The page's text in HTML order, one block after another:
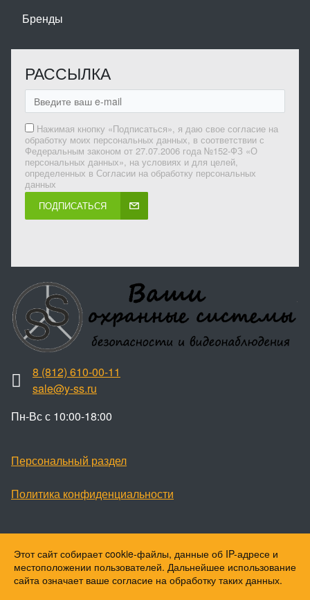
Бренды
РАССЫЛКА
Нажимая кнопку «Подписаться», я даю свое согласие на
обработку моих персональных данных, в соответствии с
Федеральным законом от 27.07.2006 года №152-ФЗ «О
персональных данных», на условиях и для целей,
определенных в Согласии на обработку персональных
данных
ПОДПИСАТЬСЯ
8 (812) 610-00-11
sale@y-ss.ru
Пн-Вс с 10:00-18:00
Персональный раздел
Политика конфиденциальности
Наверх
© Ваши охранные системы, 2026
Этот сайт собирает cookie-файлы, данные об IP-адресе и
местоположении пользователей. Дальнейшее использование
сайта означает ваше согласие на обработку таких данных.